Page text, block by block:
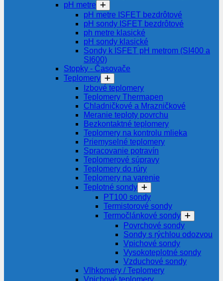
pH metre
pH metre ISFET bezdrôtové
pH sondy ISFET bezdrôtové
ph metre klasické
pH sondy klasické
Sondy k ISFET pH metrom (SI400 a
SI600)
Stopky - Časovače
Teplomery
Izbové teplomery
Teplomery Thermapen
Chladničkové a Mrazničkové
Meranie teploty povrchu
Bezkontaktné teplomery
Teplomery na kontrolu mlieka
Priemyselné teplomery
Spracovanie potravín
Teplomerové súpravy
Teplomery do rúry
Teplomery na varenie
Teplotné sondy
PT100 sondy
Termistorové sondy
Termočlánkové sondy
Povrchové sondy
Sondy s rýchlou odozvou
Vpichové sondy
Vysokoteplotné sondy
Vzduchové sondy
Vlhkomery / Teplomery
Vpichové teplomery